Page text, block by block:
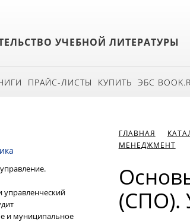
УЧЕБНОЙ ЛИТЕРАТУРЫ
ПРАЙС-ЛИСТЫ КУПИТЬ ЭБС
управленческий
и муниципальное
ГЛАВНАЯ
МЕНЕДЖМЕНТ
(СПО).